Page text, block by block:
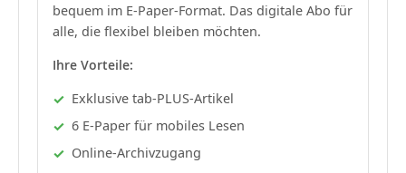
bequem im E-Paper-Format. Das digitale Abo für
alle, die flexibel bleiben möchten.
Ihre Vorteile:
Exklusive tab-PLUS-Artikel
6 E-Paper für mobiles Lesen
Online-Archivzugang